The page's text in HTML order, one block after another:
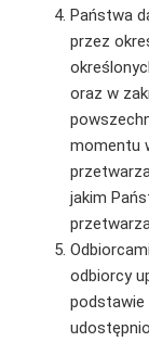
Państwa
przez
oraz w
momentu
jakim
odbiorcy
podstawie